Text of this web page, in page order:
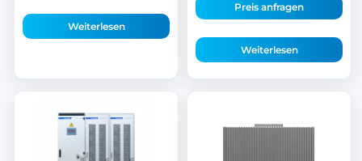
Weiterlesen
Preis anfragen
Weiterlesen